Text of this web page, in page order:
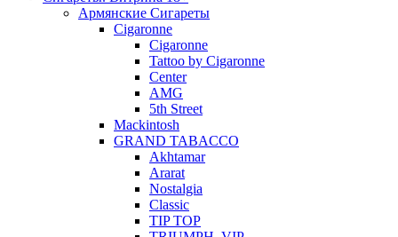
Армянские Сигареты
Cigaronne
Cigaronne
Tattoo by Cigaronne
Center
AMG
5th Street
Mackintosh
GRAND TABACCO
Akhtamar
Ararat
Nostalgia
Classic
TIP TOP